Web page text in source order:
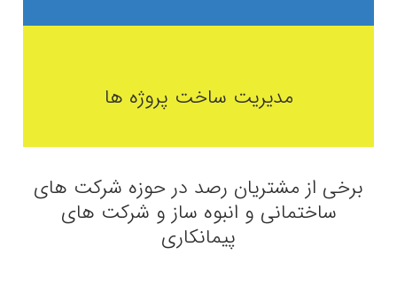
مدیریت ساخت پروژه ها
برخی از مشتریان رصد در حوزه شرکت های
ساختمانی و انبوه ساز و شرکت های
پیمانکاری